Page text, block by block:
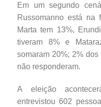
Em um segundo
Russomanno está na
Marta tem 13%,
tiveram 8% e
somaram 20%; 2%
não responderam.
A eleição
entrevistou 602